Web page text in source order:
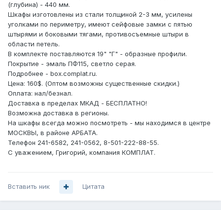
(глубина) - 440 мм.
Шкафы изготовлены из стали толщиной 2-3 мм, усилены
уголками по периметру, имеют сейфовые замки с пятью
штырями и боковыми тягами, противосъемные штыри в
области петель.
В комплекте поставляются 19" "Г" - образные профили.
Покрытие - эмаль ПФ115, светло серая.
Подробнее - box.complat.ru.
Цена: 160$. (Оптом возможны существенные скидки.)
Оплата: нал/безнал.
Доставка в пределах МКАД - БЕСПЛАТНО!
Возможна доставка в регионы.
На шкафы всегда можно посмотреть - мы находимся в центре
МОСКВЫ, в районе АРБАТА.
Телефон 241-6582, 241-0562, 8-501-222-88-55.
С уважением, Григорий, компания КОМПЛАТ.
Вставить ник Цитата